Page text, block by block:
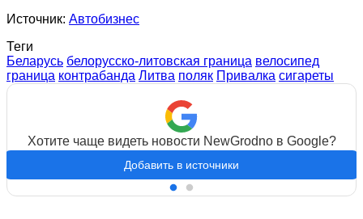
Источник: Автобизнес
Теги
Беларусь белорусско-литовская граница велосипед
граница контрабанда Литва поляк Привалка сигареты
Хотите чаще видеть новости NewGrodno в Google?
Добавить в источники